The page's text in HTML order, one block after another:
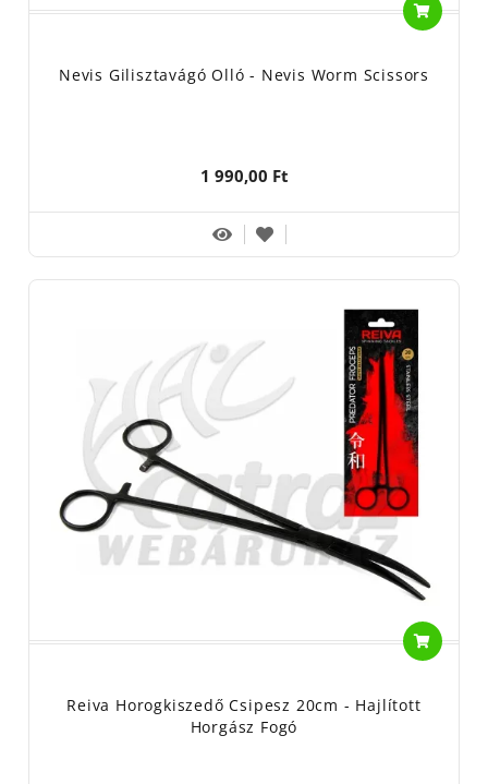
Nevis Gilisztavágó Olló - Nevis Worm Scissors
1 990,00 Ft
Reiva Horogkiszedő Csipesz 20cm - Hajlított
Horgász Fogó